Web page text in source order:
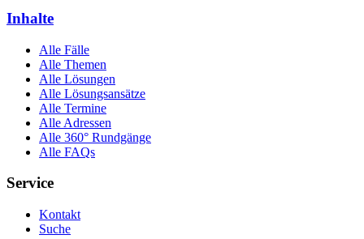
Inhalte
Alle Fälle
Alle Themen
Alle Lösungen
Alle Lösungsansätze
Alle Termine
Alle Adressen
Alle 360° Rundgänge
Alle FAQs
Service
Kontakt
Suche